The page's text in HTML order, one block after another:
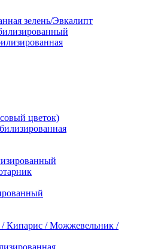
зелень/Эвкалипт
цветок)
/ Кипарис / Можжевельник /